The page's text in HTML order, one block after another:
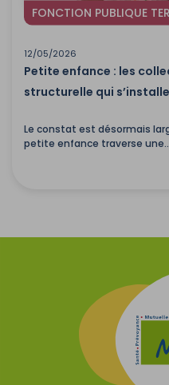
FONCTION PUBLIQUE
12/05/2026
Petite enfance : les
structurelle qui s’installe
Le constat est désormais
petite enfance traverse